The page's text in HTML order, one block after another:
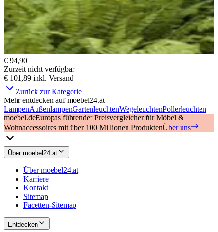
€ 94,90
Zurzeit nicht verfügbar
€ 101,89 inkl. Versand
Zurück zur Kategorie
Mehr entdecken auf moebel24.at
LampenAußenlampenGartenleuchtenWegeleuchtenPollerleuchten
moebel.deEuropas führender Preisvergleicher für Möbel &
Wohnaccessoires mit über 100 Millionen ProduktenÜber uns
Über moebel24.at
Über moebel24.at
Karriere
Kontakt
Sitemap
Facetten-Sitemap
Entdecken